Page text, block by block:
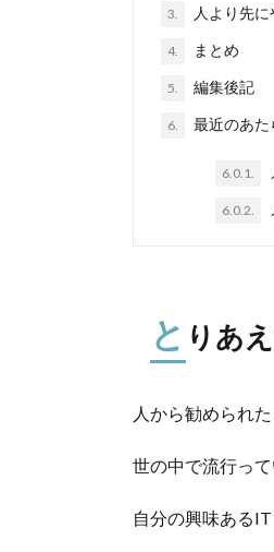
3. 人より先
4. まとめ
5. 編集後記
6. 最近のあた
6.0.1.
6.0.2.
と りあ
人から勧められた
世の中で流行って
自分の興味ある